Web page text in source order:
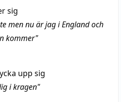
sig
men nu är jag i England och
kommer"
upp sig
i kragen"